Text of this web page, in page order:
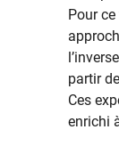
Pour
partir
Ces
enrichi